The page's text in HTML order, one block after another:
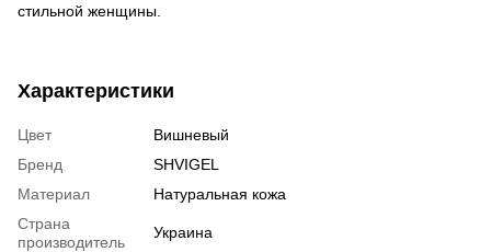
стильной женщины.
Характеристики
Цвет
Вишневый
Бренд
SHVIGEL
Материал
Натуральная кожа
Страна
производитель
Украина